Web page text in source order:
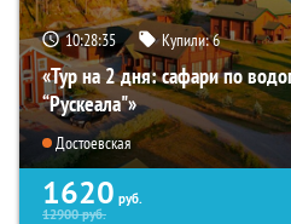
10:28:34 Купили:6
«Тур на 2 дня: сафари по
“Рускеала"»
Достоевская
1620 руб.
12900руб.